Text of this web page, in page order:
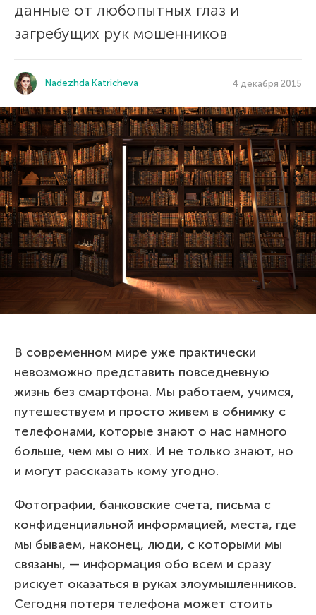
данные от любопытных глаз и
загребущих рук мошенников
Nadezhda Katricheva 4 декабря 2015
В современном мире уже практически
невозможно представить повседневную
жизнь без смартфона. Мы работаем, учимся,
путешествуем и просто живем в обнимку с
телефонами, которые знают о нас намного
больше, чем мы о них. И не только знают, но
и могут рассказать кому угодно.
Фотографии, банковские счета, письма с
конфиденциальной информацией, места, где
мы бываем, наконец, люди, с которыми мы
связаны, — информация обо всем и сразу
рискует оказаться в руках злоумышленников.
Сегодня потеря телефона может стоить